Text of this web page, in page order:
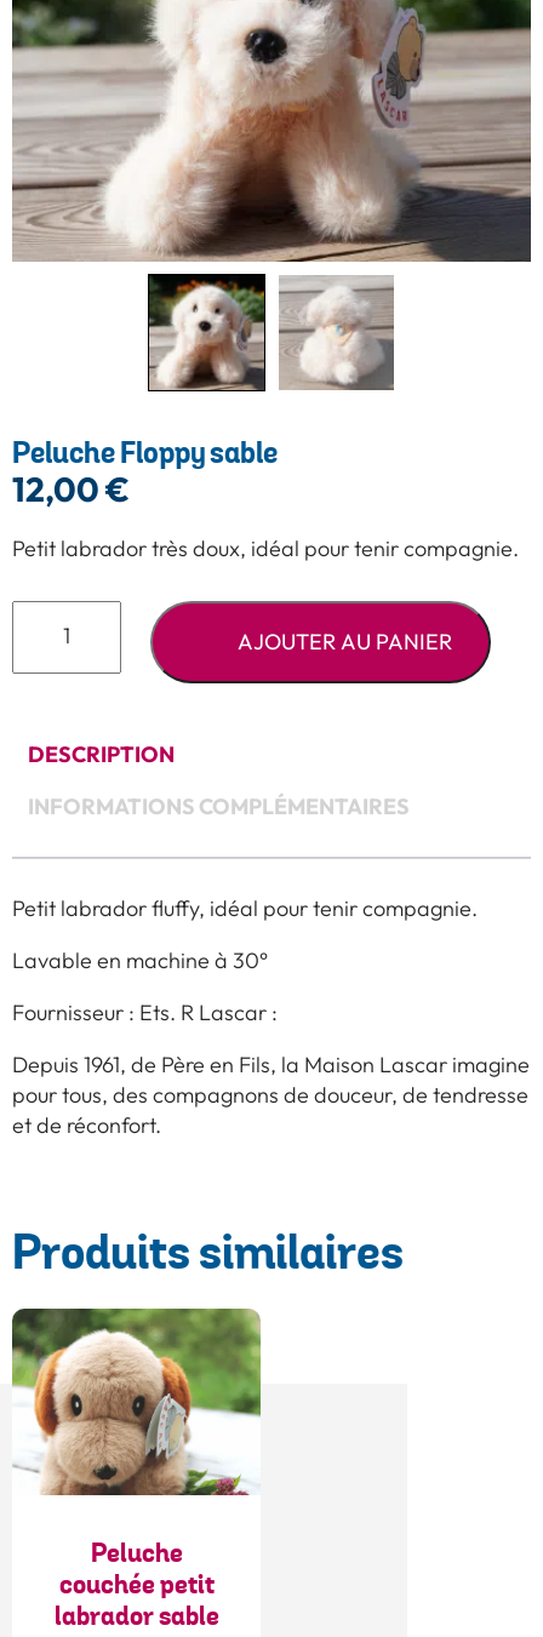
Peluche Floppy sable
12,00€
Petit labrador très doux, idéal pour tenir compagnie.
Peluche
AJOUTER AU PANIER
DESCRIPTION
INFORMATIONS COMPLÉMENTAIRES
Petit labrador fluffy, idéal pour tenir compagnie.
Lavable en machine à 30°
Fournisseur : Ets. R Lascar :
Depuis 1961, de Père en Fils, la Maison Lascar imagine
pour tous, des compagnons de douceur, de tendresse
et de réconfort.
Produits similaires
Peluche
couchée petit
labrador sable